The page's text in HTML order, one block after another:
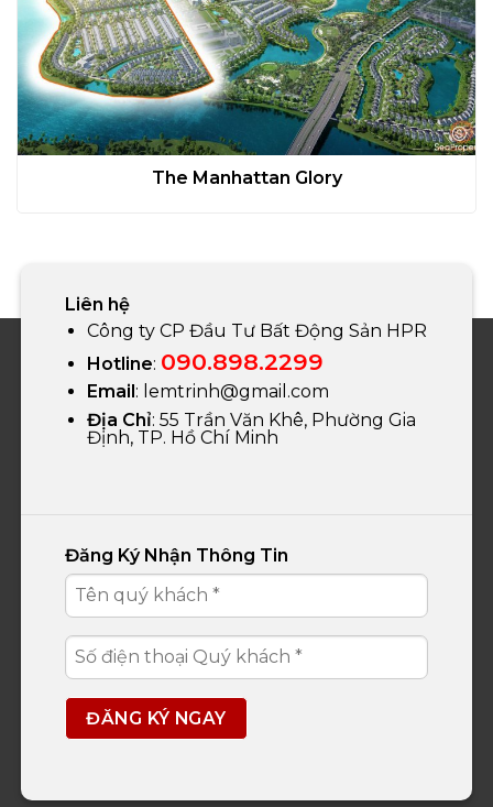
The Manhattan Glory
Liên hệ
Công ty CP Đầu Tư Bất Động Sản HPR
Hotline: 090.898.2299
Email: lemtrinh@gmail.com
Địa Chỉ: 55 Trần Văn Khê, Phường Gia
Định, TP. Hồ Chí Minh
Đăng Ký Nhận Thông Tin